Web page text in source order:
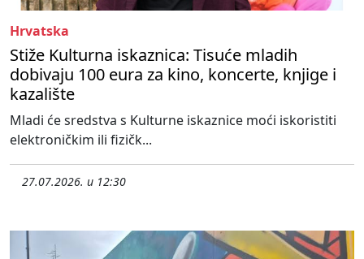
Hrvatska
Stiže Kulturna iskaznica: Tisuće mladih
dobivaju 100 eura za kino, koncerte, knjige i
kazalište
Mladi će sredstva s Kulturne iskaznice moći iskoristiti
elektroničkim ili fizičk...
27.07.2026. u 12:30